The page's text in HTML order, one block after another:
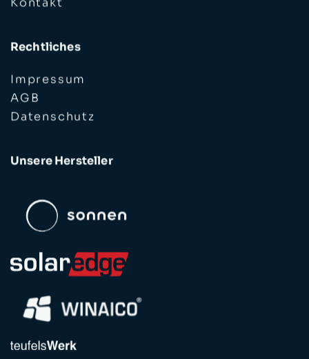
Rechtliches
Impressum
AGB
Datenschutz
Unsere Hersteller